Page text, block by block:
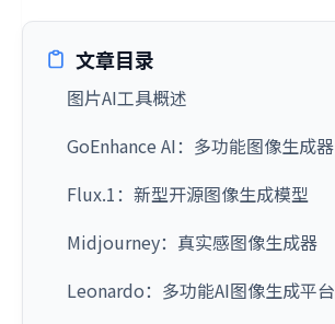
文章目录
图片AI工具概述
GoEnhance AI：多功能图像生成器
Flux.1：新型开源图像生成模型
Midjourney：真实感图像生成器
Leonardo：多功能AI图像生成平台